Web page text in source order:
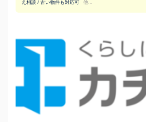
え相談 / 古い物件も対応可
他...